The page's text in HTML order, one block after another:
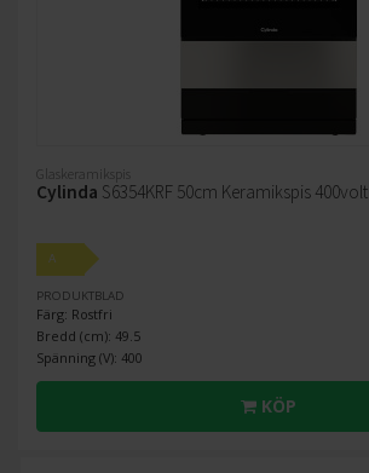
Glaskeramikspis
Cylinda S6354KRF 50cm Keramikspis 400volt
A
PRODUKTBLAD
Färg: Rostfri
Bredd (cm): 49.5
Spänning (V): 400
KÖP